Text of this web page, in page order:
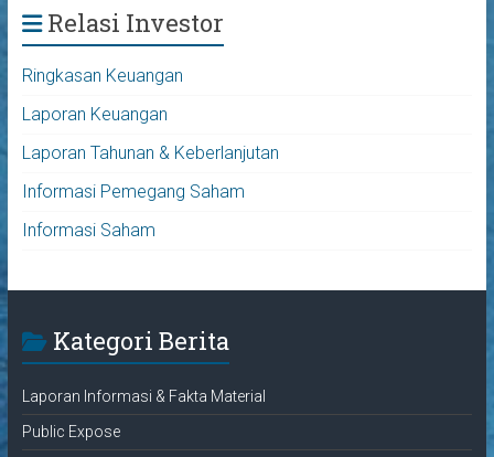
Relasi Investor
Ringkasan Keuangan
Laporan Keuangan
Laporan Tahunan & Keberlanjutan
Informasi Pemegang Saham
Informasi Saham
Kategori Berita
Laporan Informasi & Fakta Material
Public Expose